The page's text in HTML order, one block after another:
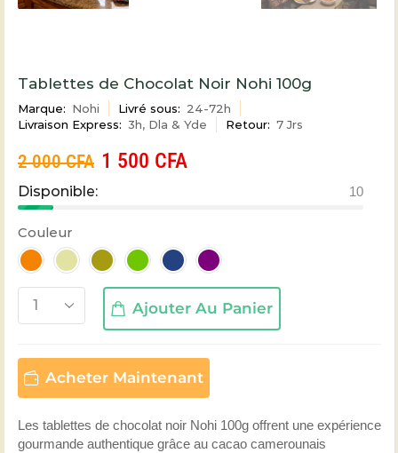
Tablettes de Chocolat Noir Nohi 100g
Marque: Nohi Livré sous: 24-72h
Livraison Express: 3h, Dla & Yde Retour: 7 Jrs
2 000CFA 1 500 CFA
Disponible: 10
Couleur
Ajouter Au Panier
Acheter Maintenant
Les tablettes de chocolat noir Nohi 100g offrent une expérience
gourmande authentique grâce au cacao camerounais